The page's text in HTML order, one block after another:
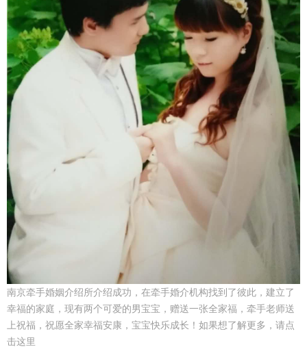
南京牵手婚姻介绍所介绍成功，在牵手婚介机构找到了彼此，建立了
幸福的家庭，现有两个可爱的男宝宝，赠送一张全家福，牵手老师送
上祝福，祝愿全家幸福安康，宝宝快乐成长！如果想了解更多，请点
击这里